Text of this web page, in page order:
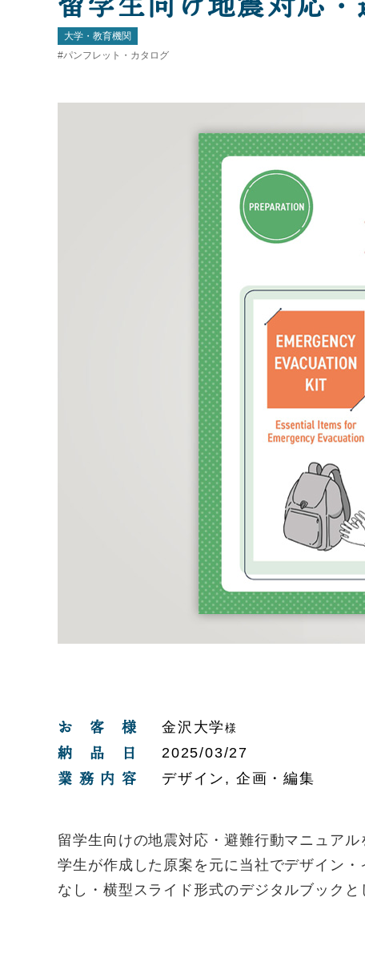
大学・教育機関
パンフレット・カタログ
お客様 金沢大学様
納品日 2025/03/27
業務内容 デザイン, 企画・編集
留学生向けの地震対応・避難行動マニュア
学生が作成した原案を元に当社でデザイン
なし・横型スライド形式のデジタルブックと